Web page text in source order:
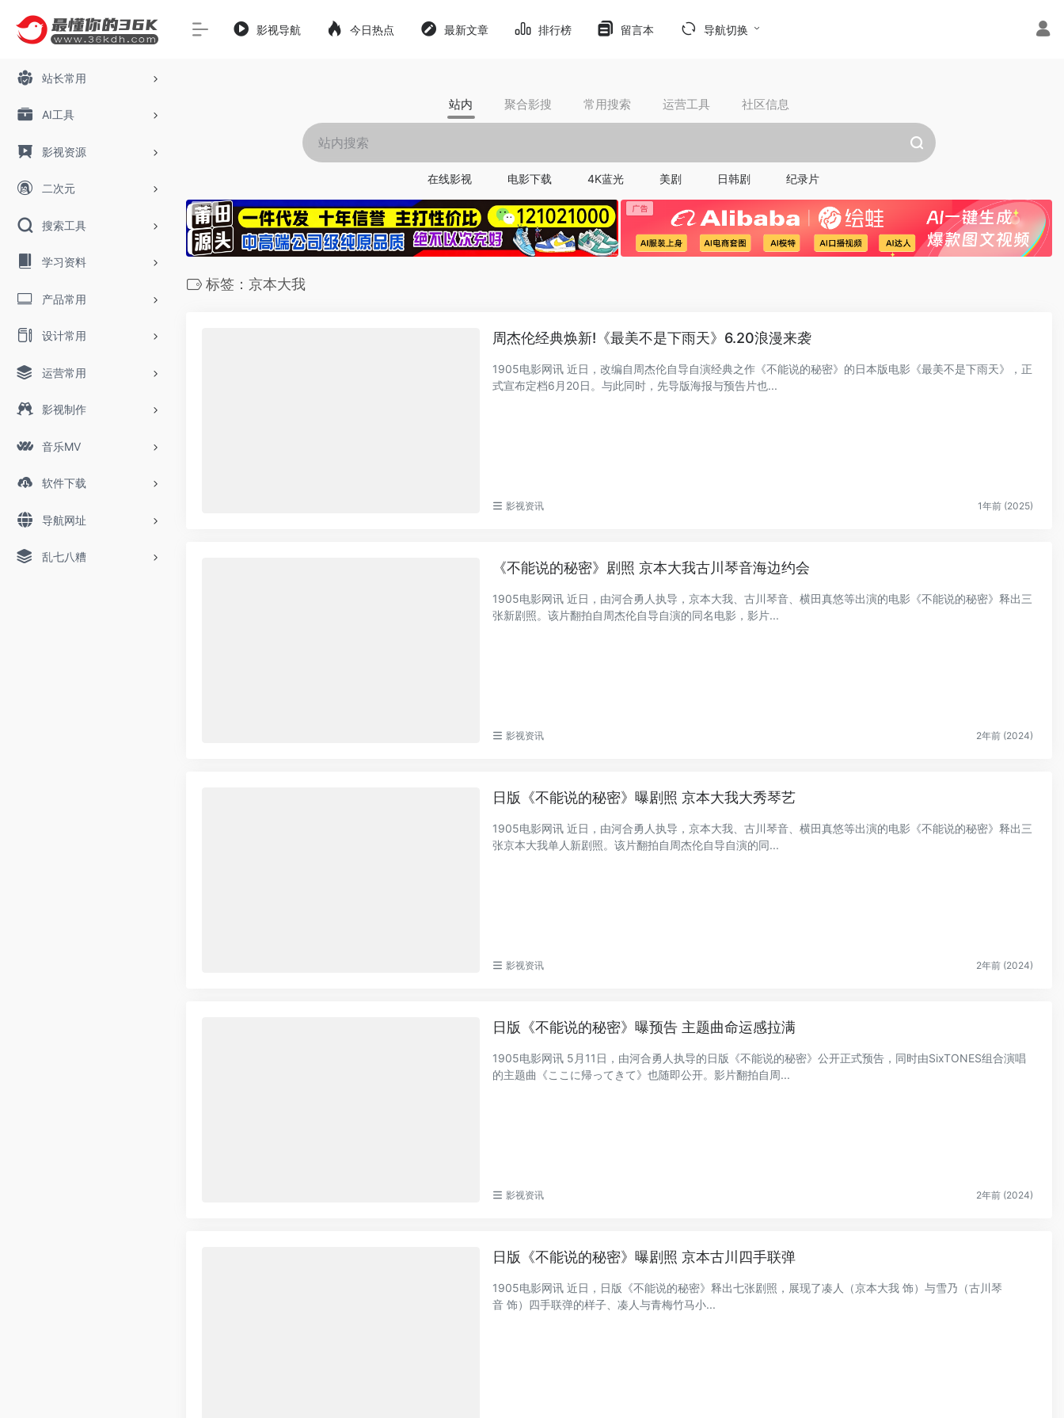
站长常用
AI工具
影视资源
二次元
搜索工具
学习资料
产品常用
设计常用
运营常用
影视制作
音乐MV
软件下载
导航网址
乱七八糟
影视导航 今日热点 最新文章 排行榜 留言本 导航切换
站内 聚合影搜 常用搜索 运营工具 社区信息
在线影视 电影下载 4K蓝光 美剧 日韩剧 纪录片
标签：京本大我
周杰伦经典焕新!《最美不是下雨天》6.20浪漫来袭
1905电影网讯 近日，改编自周杰伦自导自演经典之作《不能说的秘密》的日本版电影《最美不是下雨天》，正
式宣布定档6月20日。与此同时，先导版海报与预告片也...
影视资讯 1年前 (2025)
《不能说的秘密》剧照 京本大我古川琴音海边约会
1905电影网讯 近日，由河合勇人执导，京本大我、古川琴音、横田真悠等出演的电影《不能说的秘密》释出三
张新剧照。该片翻拍自周杰伦自导自演的同名电影，影片...
影视资讯 2年前 (2024)
日版《不能说的秘密》曝剧照 京本大我大秀琴艺
1905电影网讯 近日，由河合勇人执导，京本大我、古川琴音、横田真悠等出演的电影《不能说的秘密》释出三
张京本大我单人新剧照。该片翻拍自周杰伦自导自演的同...
影视资讯 2年前 (2024)
日版《不能说的秘密》曝预告 主题曲命运感拉满
1905电影网讯 5月11日，由河合勇人执导的日版《不能说的秘密》公开正式预告，同时由SixTONES组合演唱
的主题曲《ここに帰ってきて》也随即公开。影片翻拍自周...
影视资讯 2年前 (2024)
日版《不能说的秘密》曝剧照 京本古川四手联弹
1905电影网讯 近日，日版《不能说的秘密》释出七张剧照，展现了凑人（京本大我 饰）与雪乃（古川琴
音 饰）四手联弹的样子、凑人与青梅竹马小...